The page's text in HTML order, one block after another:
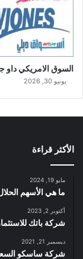
السوق الامريكي داو
يونيو 30, 2026
الأكثر قراءة
مايو 19, 2024
ما هي الأسهم
أكتوبر 2, 2023
شركة باتك
ديسمبر 21, 2021
شركة ساسكو